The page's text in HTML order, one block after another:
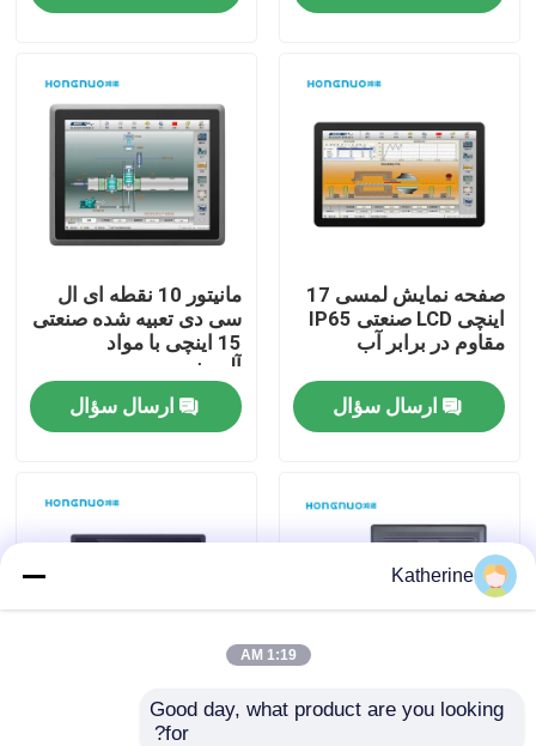
محصولات
فیلم های
کارخانه تور
کنترل کیفیت
اخبار
صفحه نمایش لمسی 17
اینچی LCD صنعتی IP65
مقاوم در برابر آب
ارسال سؤال
مانیتور 10 نقطه ای ال
سی دی تعبیه شده صنعتی
15 اینچی با مواد
آلومینیومی
ارسال سؤال
مانیتور لمسی خازنی
صفحه نمایش لمسی
مانیتور صنعتی تعبیه شده
Katherine
1:19 AM
Good day, what product are you looking
for?